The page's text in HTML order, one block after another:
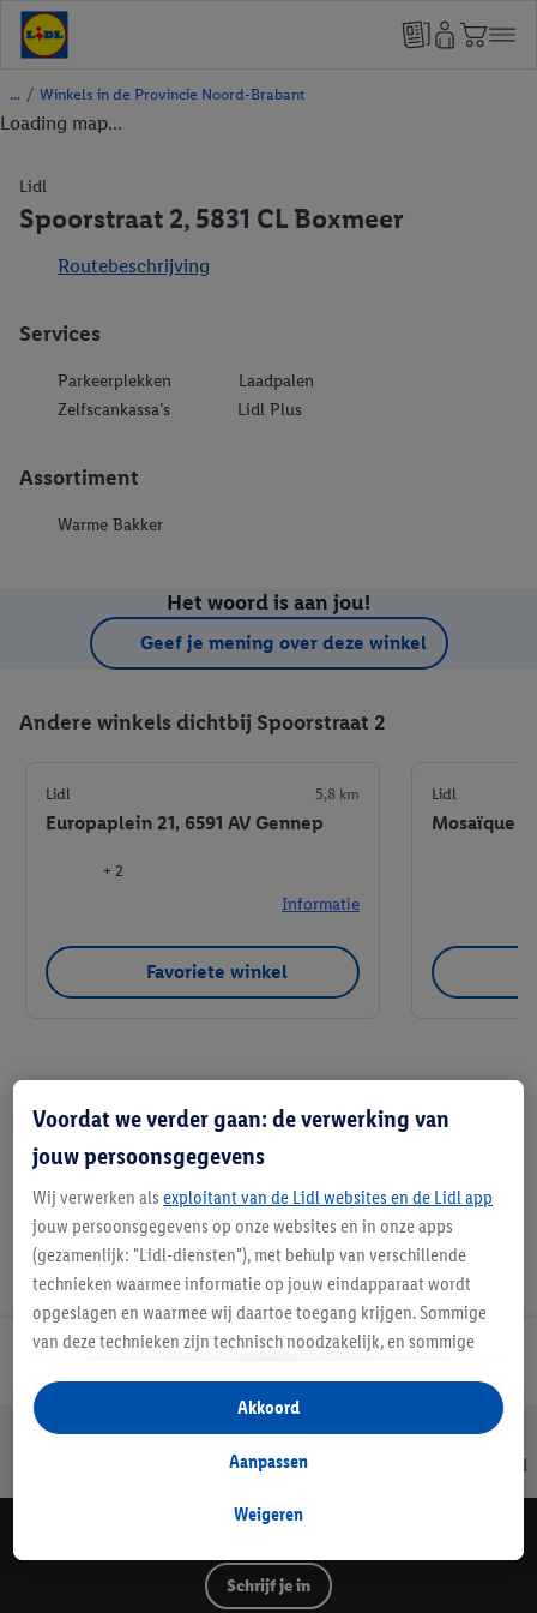
/ Winkels in de Provincie Noord-Brabant
Loading map...
Lidl
Spoorstraat 2, 5831 CL Boxmeer
Routebeschrijving
Services
Parkeerplekken
Laadpalen
Zelfscankassa’s
Lidl Plus
Assortiment
Warme Bakker
Het woord is aan jou!
Geef je mening over deze winkel
Andere winkels dichtbij Spoorstraat 2
Lidl 5,8 km
Europaplein 21, 6591 AV Gennep
+ 2
Informatie
Favoriete winkel
Lidl
Mosaïque
Favoriete winkel
Jouw voordelen bij ons als Lidl webshop klant
Veilig winkelen 30 dagen bedenktijd
Schrijf je in
Voordat we verder gaan: de verwerking van
jouw persoonsgegevens
Wij verwerken als exploitant van de Lidl websites en de Lidl app
jouw persoonsgegevens op onze websites en in onze apps
(gezamenlijk: "Lidl-diensten"), met behulp van verschillende
technieken waarmee informatie op jouw eindapparaat wordt
opgeslagen en waarmee wij daartoe toegang krijgen. Sommige
van deze technieken zijn technisch noodzakelijk, en sommige
opslaan van voorkeursinstellingen, het verzamelen en
analyseren van statistieken of voor het tonen van
gepersonaliseerde reclame binnen en buiten de Lidl-diensten.
gegevens over jouw aankoopgedrag in de winkel ook voor de
Als je hier toestemming geeft aan ons voor het personaliseren
van reclame en als je vervolgens een Lidl Plus-account
Weigeren
Aanpassen
Akkoord